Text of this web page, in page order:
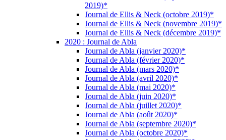
2019)*
Journal de Ellis & Neck (octobre 2019)*
Journal de Ellis & Neck (novembre 2019)*
Journal de Ellis & Neck (décembre 2019)*
2020 : Journal de Abla
Journal de Abla (janvier 2020)*
Journal de Abla (février 2020)*
Journal de Abla (mars 2020)*
Journal de Abla (avril 2020)*
Journal de Abla (mai 2020)*
Journal de Abla (juin 2020)*
Journal de Abla (juillet 2020)*
Journal de Abla (août 2020)*
Journal de Abla (septembre 2020)*
Journal de Abla (octobre 2020)*